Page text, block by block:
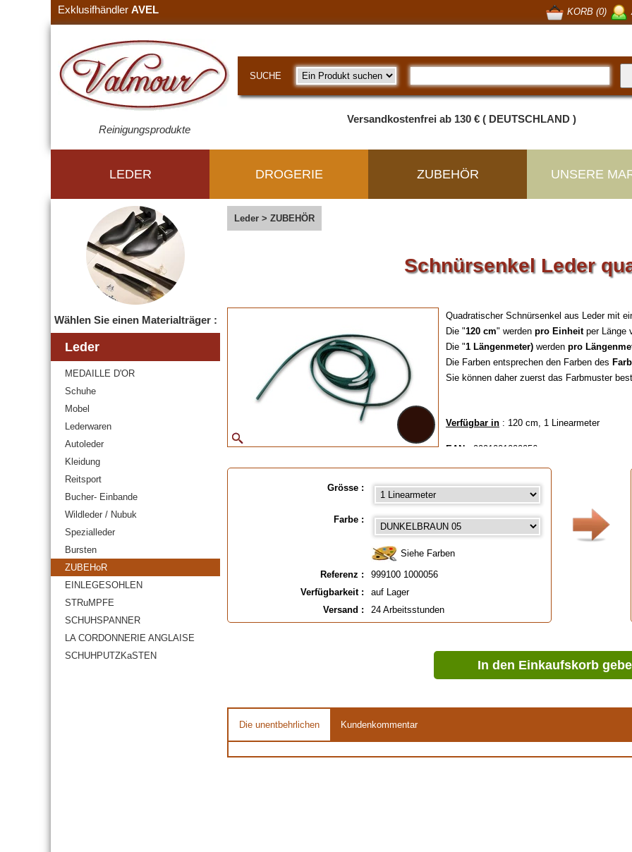
Exklusifhändler AVEL KORB (0)
Reinigungsprodukte
SUCHE
Versandkostenfrei ab 130 € ( DEUTSCHLAND )
LEDER DROGERIE ZUBEHÖR UNSERE
Wählen Sie einen Materialträger :
Leder
MEDAILLE D'OR
Schuhe
Mobel
Lederwaren
Autoleder
Kleidung
Reitsport
Bucher- Einbande
Wildleder / Nubuk
Spezialleder
Bursten
ZUBEHoR
EINLEGESOHLEN
STRuMPFE
SCHUHSPANNER
LA CORDONNERIE ANGLAISE
SCHUHPUTZKaSTEN
Leder > ZUBEHÖR
Schnürsenkel Leder
Quadratischer Schnürsenkel aus Leder mit
Die "120 cm" werden pro Einheitper Länge
Die "1 Längenmeter) werden pro
Die Farben entsprechen den Farben des
Sie können daher zuerst das Farbmuster
Verfügbar in : 120 cm, 1 Linearmeter
EAN : 9991001000056
Grösse :
Farbe :
Siehe Farben
Referenz :
999100 1000056
Verfügbarkeit :
auf Lager
Versand :
24 Arbeitsstunden
In den Einkaufskorb
Die unentbehrlichen Kundenkommentar